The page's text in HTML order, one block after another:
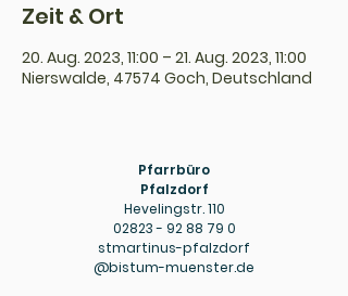
Zeit & Ort
20. Aug. 2023, 11:00 – 21. Aug. 2023, 11:00
Nierswalde, 47574 Goch, Deutschland
Pfarrbüro
Pfalzdorf
Hevelingstr. 110
02823 - 92 88 79 0
stmartinus-pfalzdorf
@bistum-muenster.de